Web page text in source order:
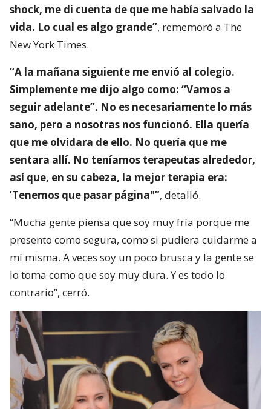
shock, me di cuenta de que me había salvado la
vida. Lo cual es algo grande”, rememoró a The
New York Times.
“A la mañana siguiente me envió al colegio.
Simplemente me dijo algo como: “Vamos a
seguir adelante”. No es necesariamente lo más
sano, pero a nosotras nos funcionó. Ella quería
que me olvidara de ello. No quería que me
sentara allí. No teníamos terapeutas alrededor,
así que, en su cabeza, la mejor terapia era:
‘Tenemos que pasar página"”, detalló.
“Mucha gente piensa que soy muy fría porque me
presento como segura, como si pudiera cuidarme a
mí misma. A veces soy un poco brusca y la gente se
lo toma como que soy muy dura. Y es todo lo
contrario”, cerró.